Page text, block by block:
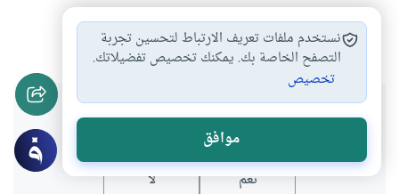
صناعة الكتب #الثقافة #معرض الكتاب
هل انتفعت بهذا المحتوى؟
نعم لا
نستخدم ملفات تعريف الارتباط لتحسين تجربة
التصفح الخاصة بك. يمكنك تخصيص تفضيلاتك.
تخصيص
موافق